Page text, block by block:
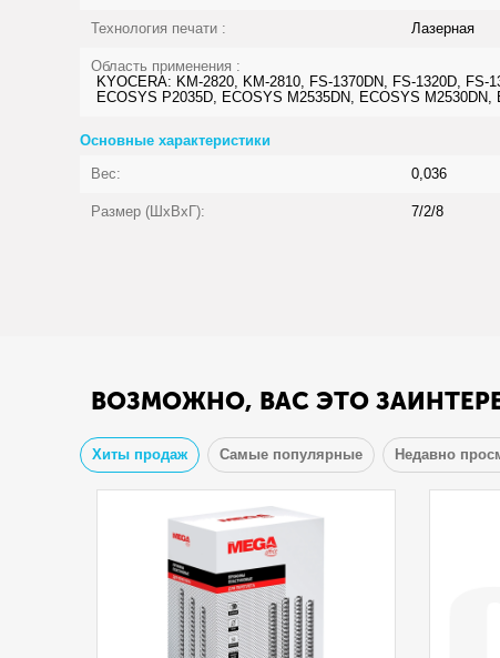
Технология печати : Лазерная
Область применения :
KYOCERA: KM-2820, KM-2810, FS-1370DN, FS-1320D, FS-
ECOSYS P2035D, ECOSYS M2535DN, ECOSYS
Основные характеристики
Вес:
0,036
Размер (ШхВхГ): 7/2/8
ВОЗМОЖНО, ВАС ЭТО
Хиты продаж Самые популярные Недавно